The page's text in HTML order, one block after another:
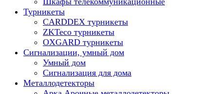
Турникеты
CARDDEX турникеты
ZKTeco турникеты
OXGARD турникеты
Сигнализации, умный дом
Умный дом
Сигнализация для дома
Металлодетекторы